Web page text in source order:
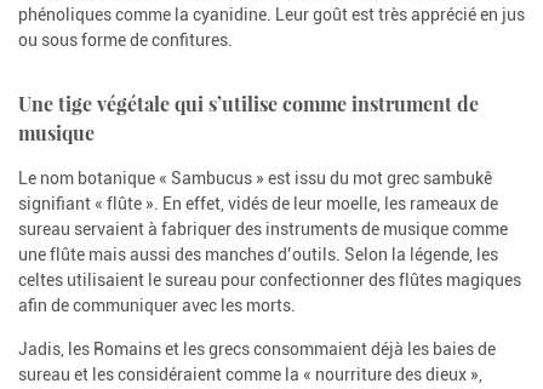
phénoliques comme la cyanidine. Leur goût est très apprécié en jus
ou sous forme de confitures.
Une tige végétale qui s’utilise comme instrument de
musique
Le nom botanique « Sambucus » est issu du mot grec sambukê
signifiant « flûte ». En effet, vidés de leur moelle, les rameaux de
sureau servaient à fabriquer des instruments de musique comme
une flûte mais aussi des manches d’outils. Selon la légende, les
celtes utilisaient le sureau pour confectionner des flûtes magiques
afin de communiquer avec les morts.
Jadis, les Romains et les grecs consommaient déjà les baies de
sureau et les considéraient comme la « nourriture des dieux »,